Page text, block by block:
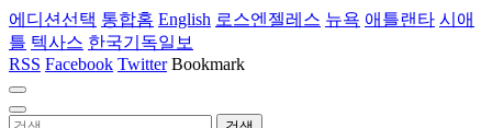
에디션선택 통합홈 English 로스엔젤레스 뉴욕 애틀랜타 시애
틀 텍사스 한국기독일보
RSS Facebook Twitter Bookmark